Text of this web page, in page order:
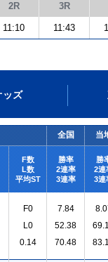
2R 3R
11:10 11:43
ッズ
全国 当
F数
L数
平均ST
勝率
2連率
3連率
勝
2連
3連
F0
L0
0.14
7.84
52.38
70.48